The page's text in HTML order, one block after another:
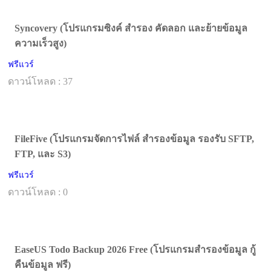
Syncovery (โปรแกรมซิงค์ สำรอง คัดลอก และย้ายข้อมูล
ความเร็วสูง)
ฟรีแวร์
ดาวน์โหลด : 37
FileFive (โปรแกรมจัดการไฟล์ สำรองข้อมูล รองรับ SFTP,
FTP, และ S3)
ฟรีแวร์
ดาวน์โหลด : 0
EaseUS Todo Backup 2026 Free (โปรแกรมสำรองข้อมูล กู้
คืนข้อมูล ฟรี)